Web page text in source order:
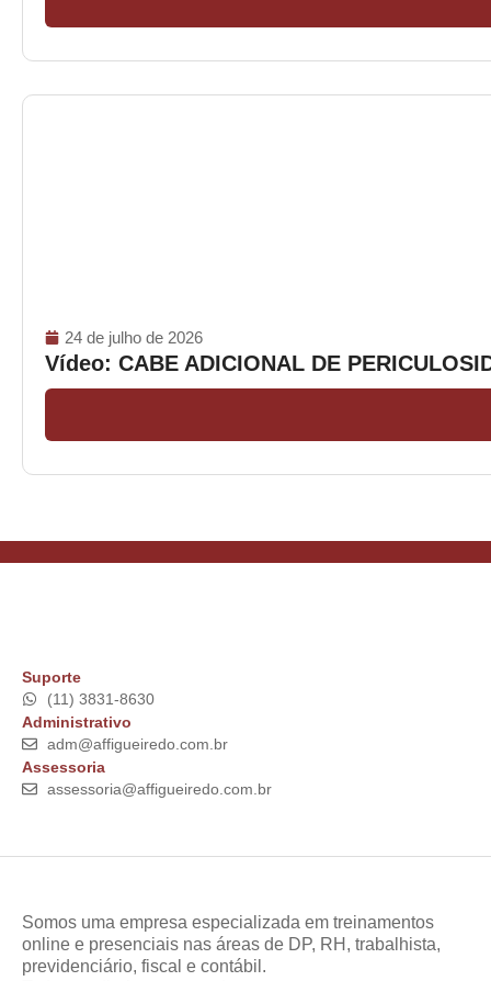
24 de julho de 2026
Vídeo: CABE ADICIONAL DE
Suporte
(11) 3831-8630
Administrativo
adm@affigueiredo.com.br
Assessoria
assessoria@affigueiredo.com.br
Somos uma empresa especializada em treinamentos
online e presenciais nas áreas de DP, RH, trabalhista,
previdenciário, fiscal e contábil.